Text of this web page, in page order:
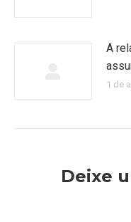
A
1 de
Deixe